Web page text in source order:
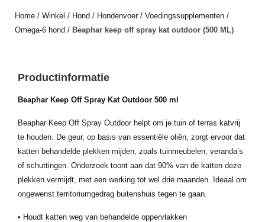
Home / Winkel / Hond / Hondenvoer/ Voedingssupplementen /
Omega-6 hond / Beaphar keep off spray kat outdoor (500 ML)
Productinformatie
Beaphar Keep Off Spray Kat Outdoor 500 ml
Beaphar Keep Off Spray Outdoor helpt om je tuin of terras katvrij
te houden. De geur, op basis van essentiële oliën, zorgt ervoor dat
katten behandelde plekken mijden, zoals tuinmeubelen, veranda’s
of schuttingen. Onderzoek toont aan dat 90% van de katten deze
plekken vermijdt, met een werking tot wel drie maanden. Ideaal om
ongewenst territoriumgedrag buitenshuis tegen te gaan.
• Houdt katten weg van behandelde oppervlakken